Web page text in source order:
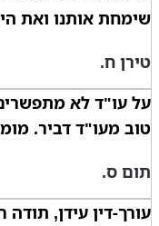
שימחת אותנו ואת
טירן ח.
על עו"ד לא
טוב מעו"ד דביר.
תום ס.
עורך-דין עידן,